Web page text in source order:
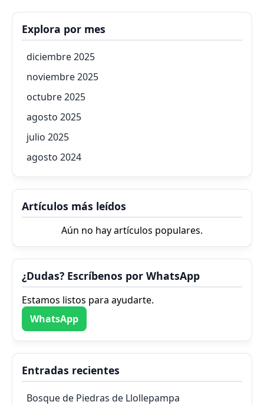
Explora por mes
diciembre 2025
noviembre 2025
octubre 2025
agosto 2025
julio 2025
agosto 2024
Artículos más leídos
Aún no hay artículos populares.
¿Dudas? Escríbenos por WhatsApp
Estamos listos para ayudarte.
WhatsApp
Entradas recientes
Bosque de Piedras de Llollepampa